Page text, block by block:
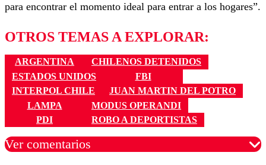
para encontrar el momento ideal para entrar a los hogares”.
OTROS TEMAS A EXPLORAR:
ARGENTINA
CHILENOS DETENIDOS
ESTADOS UNIDOS
FBI
INTERPOL CHILE
JUAN MARTIN DEL POTRO
LAMPA
MODUS OPERANDI
PDI
ROBO A DEPORTISTAS
Ver comentarios